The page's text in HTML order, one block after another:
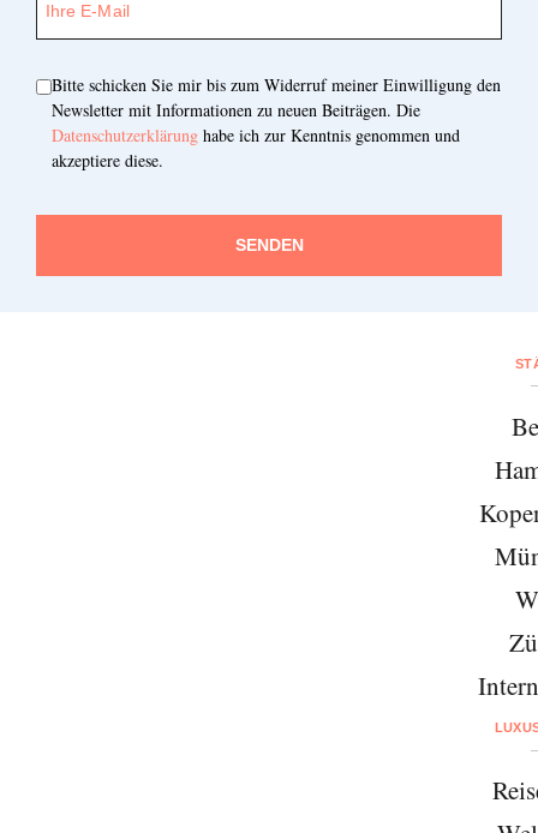
Bitte schicken Sie mir bis zum Widerruf meiner Einwilligung den
Newsletter mit Informationen zu neuen Beiträgen. Die
Datenschutzerklärung habe ich zur Kenntnis genommen und
akzeptiere diese.
SENDEN